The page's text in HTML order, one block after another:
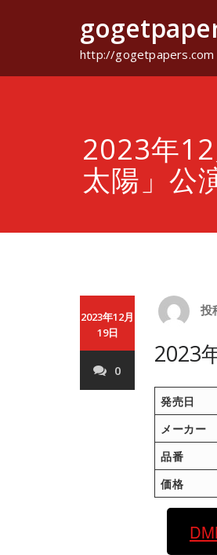
http://gogetpapers.com
2023年
太陽」公
2023年12月
19日
0
投
2023
発売日
メーカー
品番
価格